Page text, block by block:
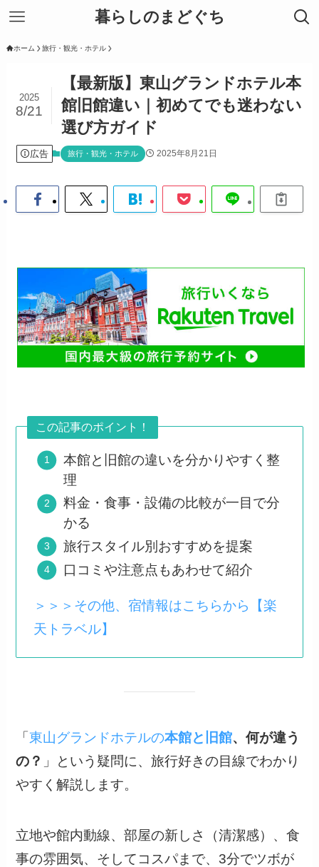
暮らしのまどぐち
ホーム 旅行・観光・ホテル
【最新版】東山グランドホテル本
館旧館違い｜初めてでも迷わない
選び方ガイド
2025
8/21
広告 旅行・観光・ホテル 2025年8月21日
この記事のポイント！
本館と旧館の違いを分かりやすく整
理
料金・食事・設備の比較が一目で分
かる
旅行スタイル別おすすめを提案
口コミや注意点もあわせて紹介
＞＞＞その他、宿情報はこちらから【楽
天トラベル】
「東山グランドホテルの本館と旧館、何が違う
の？ 」という疑問に、旅行好きの目線でわかり
やすく解説します。
立地や館内動線、部屋の新しさ（清潔感）、食
事の雰囲気、そしてコスパまで、3分でツボが